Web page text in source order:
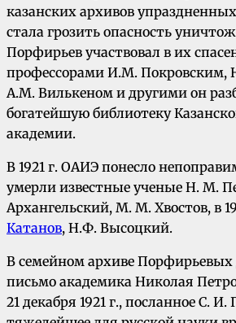
казанских архивов
стала грозить опасность
Порфирьев участвовал в их
профессорами И.М. Покровским,
А.М. Вилькеном и другими он
богатейшую библиотеку
академии.
В 1921 г. ОАИЭ понесло
умерли известные ученые Н. М.
Архангельский, М. М. Хвостов, в
Катанов, Н.Ф. Высоцкий.
В семейном архиве Порфирьевых
письмо академика Николая
21 декабря 1921 г., посланное С.